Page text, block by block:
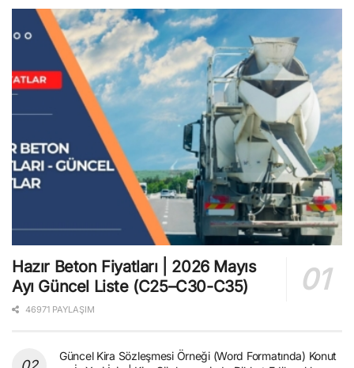
Hazır Beton Fiyatları | 2026 Mayıs
Ayı Güncel Liste (C25–C30-C35)
46971 PAYLAŞIM
Güncel Kira Sözleşmesi Örneği (Word Formatında) Konut